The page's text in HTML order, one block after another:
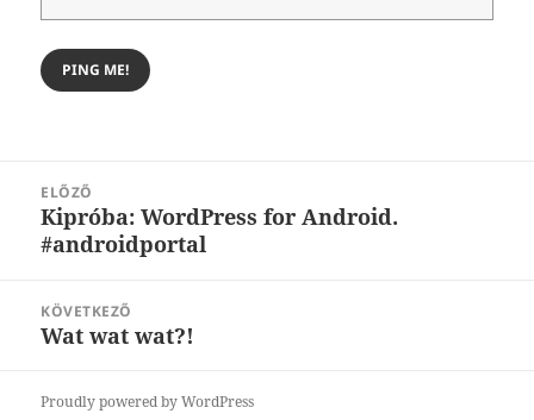
navigáció
ELŐZŐ
Korábbi
bejegyzések:
Kipróba: WordPress for Android.
#androidportal
KÖVETKEZŐ
Következő
Wat wat wat?!
Proudly powered by WordPress